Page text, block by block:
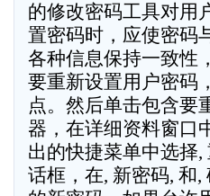
的修改密码工具对用
置密码时，应使密码
各种信息保持一致性
要重新设置用户密码
点。然后单击包含要
器，在详细资料窗口
出的快捷菜单中选择,
话框，在, 新密码, 和